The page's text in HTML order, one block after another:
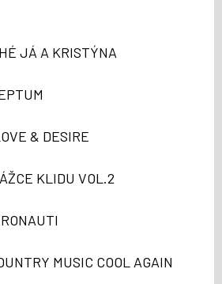
JÁ A KRISTÝNA
& DESIRE
KLIDU VOL.2
MUSIC COOL AGAIN